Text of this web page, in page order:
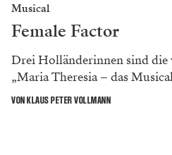
Musical
Female Factor
Drei Holländerinnen sind die
„Maria Theresia – das
VON KLAUS PETER VOLLMANN